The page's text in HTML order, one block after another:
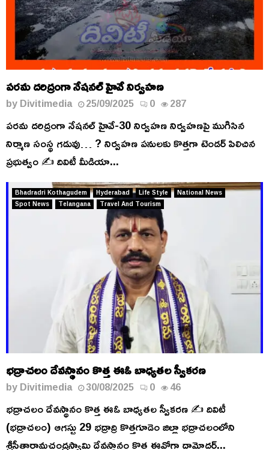
పరమ దరిద్రంగా నేషనల్ హైవే నిర్వహణ
byDivitimedia 25/09/2025 0 287
పరమ దరిద్రంగా నేషనల్ హైవే-30 నిర్వహణ నిర్వహణపై ముగిసిన
నిర్మాణ సంస్థ గడువు… ? నిర్వహణ పనులకు కొత్తగా టెండర్ పిలిచిన
ప్రభుత్వం ✍️ దివిటీ మీడియా...
Bhadradri Kothagudem Hyderabad Life Style
National News
Spot News
Telangana Travel And Tourism
భద్రాచలం దేవస్థానం కొత్త ఈఓ బాధ్యతల స్వీకరణ
byDivitimedia 30/08/2025 0 46
భద్రాచలం దేవస్థానం కొత్త ఈఓ బాధ్యతల స్వీకరణ ✍️ దివిటీ
(భద్రాచలం) ఆగస్టు 29 భద్రాద్రి కొత్తగూడెం జిల్లా భద్రాచలంలోని
శ్రీసీతారామచంద్రస్వామి దేవస్థానం కొత్త ఈవోగా దామోదర్...